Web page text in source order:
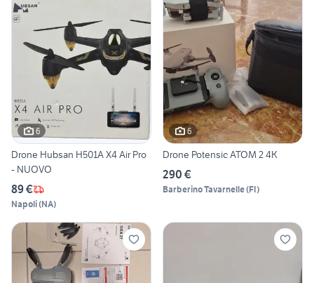
6
Drone Hubsan H501A X4 Air Pro
- NUOVO
89 €
Napoli(NA)
6
Drone Potensic ATOM 2 4K
290 €
Barberino Tavarnelle(FI)